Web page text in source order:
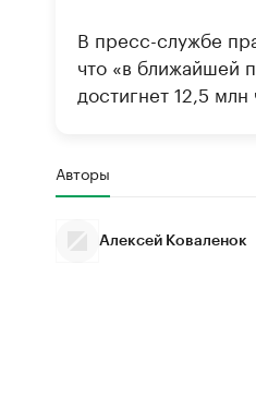
В пресс-службе
что «в ближайшей
достигнет 12,5 млн
Авторы
Алексей Коваленок